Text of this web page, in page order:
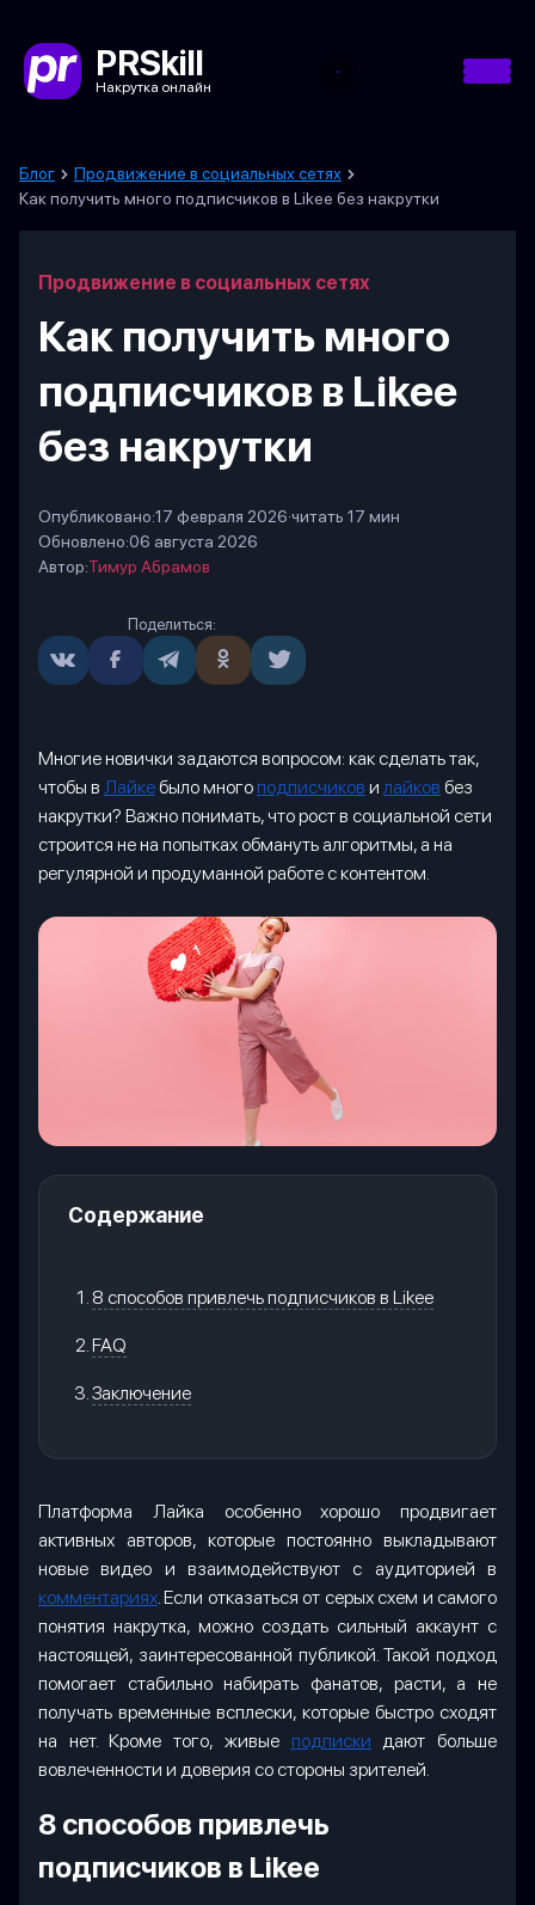
PRSkill
Накрутка онлайн
Блог
Продвижение в социальных сетях
Как получить много подписчиков в Likee без накрутки
Продвижение в социальных сетях
Как получить много
подписчиков в Likee
без накрутки
Опубликовано:17 февраля 2026·читать 17 мин
Обновлено:06 августа 2026
Автор:Тимур Абрамов
Поделиться:
Многие новички задаются вопросом: как сделать так,
чтобы в Лайке было много подписчиков и лайков без
накрутки? Важно понимать, что рост в социальной сети
строится не на попытках обмануть алгоритмы, а на
регулярной и продуманной работе с контентом.
Содержание
8 способов привлечь подписчиков в Likee
FAQ
Заключение
Платформа Лайка особенно хорошо продвигает
активных авторов, которые постоянно выкладывают
новые видео и взаимодействуют с аудиторией в
комментариях . Если отказаться от серых схем и самого
понятия накрутка, можно создать сильный аккаунт с
настоящей, заинтересованной публикой. Такой подход
помогает стабильно набирать фанатов, расти, а не
получать временные всплески, которые быстро сходят
на нет. Кроме того, живые подписки
дают больше
вовлеченности и доверия со стороны зрителей.
8 способов привлечь
подписчиков в Likee